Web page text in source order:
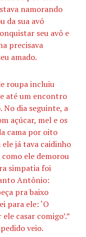
namorando
da sua avó
seu avô e
precisava
amado.
roupa incluiu
até um encontro
No dia seguinte, a
açúcar, mel e os
cama por oito
já tava caidinho
ele demorou
simpatia foi
Antônio:
pra baixo
para ele: ‘O
casar comigo’.”
veio.